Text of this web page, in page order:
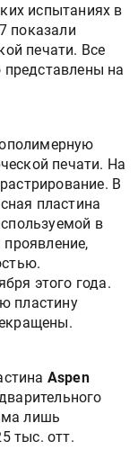
испытаниях в
показали
печати. Все
на
печати. На
В
пластина
в
проявление,
этого года.
пластину
Aspen
лишь
тыс. отт.